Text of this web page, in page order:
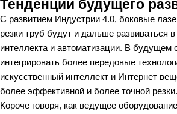
Тенденции будущего
С развитием Индустрии 4.0, боковые
резки труб будут и дальше развиваться
интеллекта и автоматизации. В будущем
интегрировать более передовые
искусственный интеллект и Интернет
более эффективной и более точной резки.
Короче говоря, как ведущее